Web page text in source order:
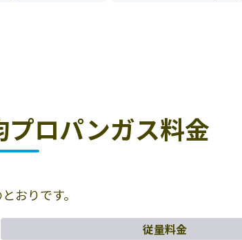
ロパンガス料金
おりです。
従量料金